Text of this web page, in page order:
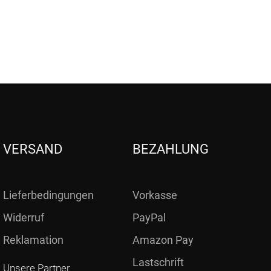
VERSAND
Lieferbedingungen
Widerruf
Reklamation
Unsere Partner
BEZAHLUNG
Vorkasse
PayPal
Amazon Pay
Lastschrift